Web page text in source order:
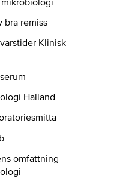
bra remiss
Klinisk
Halland
omfattning